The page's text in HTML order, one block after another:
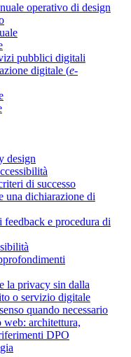
operativo di design
pubblici digitali
digitale (e-
design
di successo
una dichiarazione di
e procedura di
la privacy sin dalla
o servizio digitale
quando necessario
web: architettura,
DPO